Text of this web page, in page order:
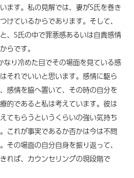
ます。私の見解では、妻がS氏を巻き
けているからであります。そして、
、S氏の中で罪悪感あるいは自責感情
らです。
なり冷めた目でその場面を見ている感
それでいいと思います。感情に駆ら
感情を脇へ置いて、その時の自分を
的であると私は考えています。彼は
てもらうというくらいの強い気持ち
これが事実であるか否かは今は不問
その場面の自分自身を振り返って、
れば、カウンセリングの現段階で